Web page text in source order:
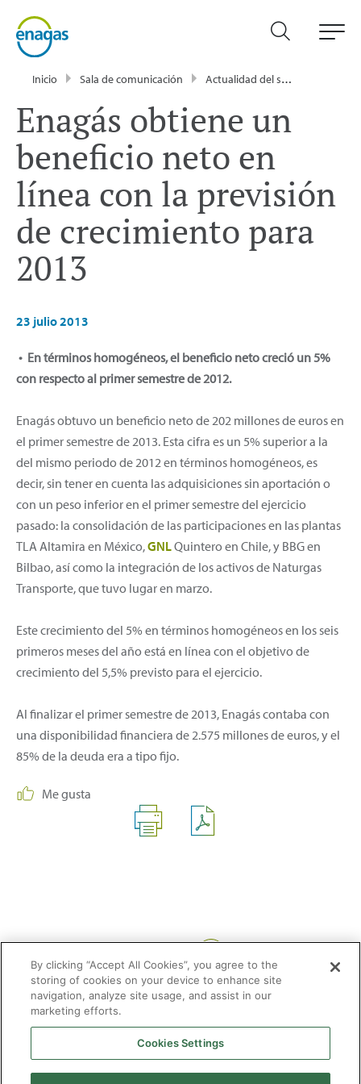
Inicio Sala de comunicación Actualidad del sector energético - Enagás
Enagás obtiene un
beneficio neto en
línea con la previsión
de crecimiento para
2013
23 julio 2013
• En términos homogéneos, el beneficio neto creció un 5%
con respecto al primer semestre de 2012.
Enagás obtuvo un beneficio neto de 202 millones de euros en
el primer semestre de 2013. Esta cifra es un 5% superior a la
del mismo periodo de 2012 en términos homogéneos, es
decir, sin tener en cuenta las adquisiciones sin aportación o
con un peso inferior en el primer semestre del ejercicio
pasado: la consolidación de las participaciones en las plantas
TLA Altamira en México,GNLQuintero en Chile, y BBG en
Bilbao, así como la integración de los activos de Naturgas
Transporte, que tuvo lugar en marzo.
Este crecimiento del 5% en términos homogéneos en los seis
primeros meses del año está en línea con el objetivo de
crecimiento del 5,5% previsto para el ejercicio.
Al finalizar el primer semestre de 2013, Enagás contaba con
una disponibilidad financiera de 2.575 millones de euros, y el
85% de la deuda era a tipo fijo.
Me gusta
By clicking “Accept All Cookies”, you agree to the
storing of cookies on your device to enhance site
navigation, analyze site usage, and assist in our
marketing efforts.
Cookies Settings